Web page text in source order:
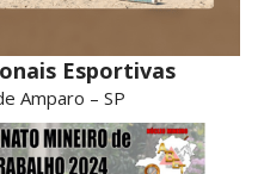
Esportivas
Amparo – SP